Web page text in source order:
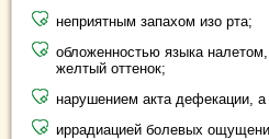
неприятным запахом изо рта;
обложенностью языка
желтый оттенок;
нарушением акта дефекации,
иррадиацией болевых